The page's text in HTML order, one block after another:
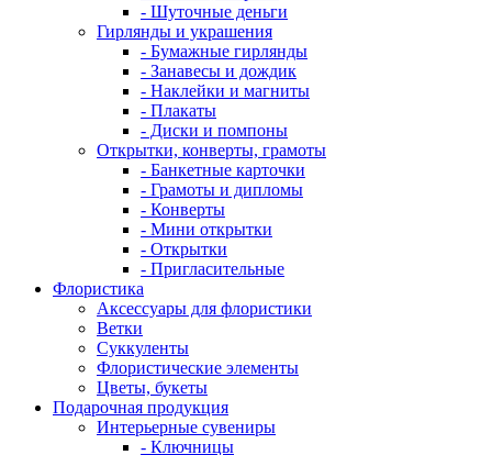
- Шуточные деньги
Гирлянды и украшения
- Бумажные гирлянды
- Занавесы и дождик
- Наклейки и магниты
- Плакаты
- Диски и помпоны
Открытки, конверты, грамоты
- Банкетные карточки
- Грамоты и дипломы
- Конверты
- Мини открытки
- Открытки
- Пригласительные
Флористика
Аксессуары для флористики
Ветки
Суккуленты
Флористические элементы
Цветы, букеты
Подарочная продукция
Интерьерные сувениры
- Ключницы